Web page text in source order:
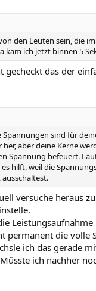
den Leuten sein, die
kam ich jetzt binnen 5
gecheckt das der
Spannungen sind für
her, aber deine Kerne
Spannung befeuert.
es hilft, weil die
versuche heraus
Leistungsaufnahme
permanent die volle
ich das gerade
ich nachher